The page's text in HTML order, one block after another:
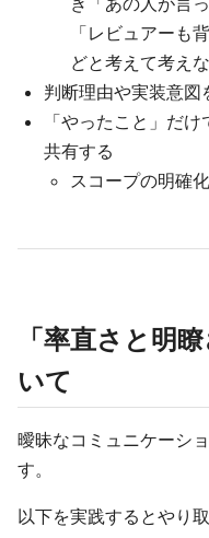
「レビュアーも
どと考えて考え
判断理由や実装意図
「やったこと」だ
共有する
スコープの明確化
「率直さと明
いて
曖昧なコミュニケーシ
す。
以下を実践するとやり